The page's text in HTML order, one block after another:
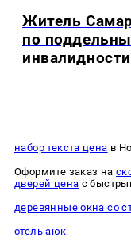
Житель
по
инвалидности
набор текста цена в
Оформите заказ на
дверей цена с
деревянные окна со
отель аюк